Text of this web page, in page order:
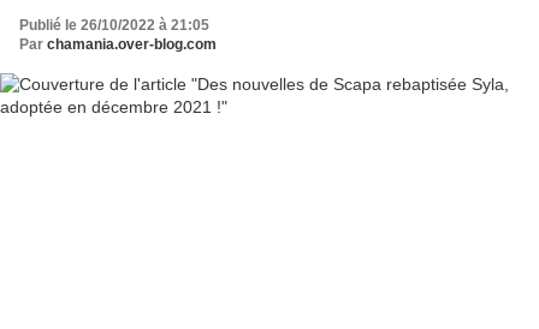
Publié le 26/10/2022 à 21:05
Par chamania.over-blog.com